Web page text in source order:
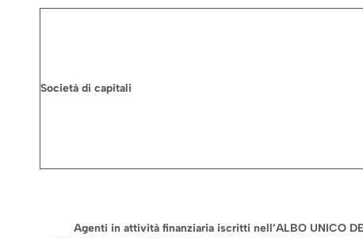
Società di capitali
Agenti in attività finanziaria iscritti nell’ALBO UNICO